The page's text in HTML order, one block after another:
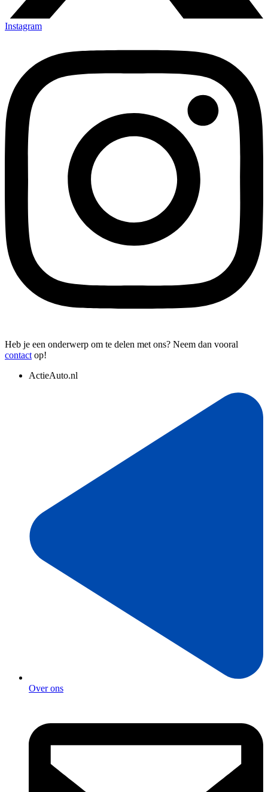
Instagram
Heb je een onderwerp om te delen met ons? Neem dan vooral
contact op!
ActieAuto.nl
Over ons